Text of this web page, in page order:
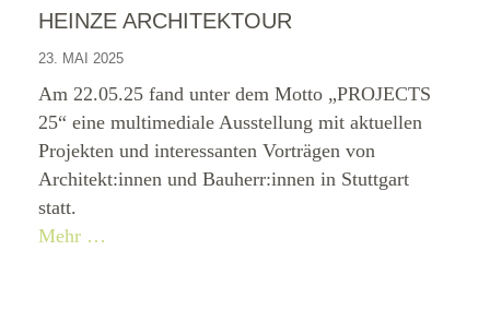
HEINZE ARCHITEKTOUR
23. MAI 2025
Am 22.05.25 fand unter dem Motto „PROJECTS
25“ eine multimediale Ausstellung mit aktuellen
Projekten und interessanten Vorträgen von
Architekt:innen und Bauherr:innen in Stuttgart
statt.
Mehr …